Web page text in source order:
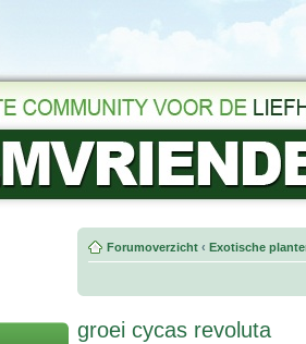
Forumoverzicht ‹ Exotische
groei cycas revoluta